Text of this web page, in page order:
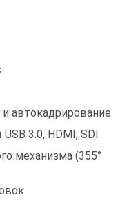
автокадрирование
3.0, HDMI, SDI
механизма (355°